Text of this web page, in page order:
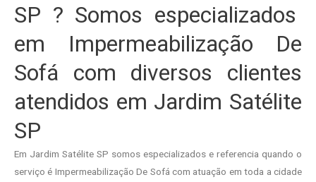
SP ? Somos especializados
em Impermeabilização De
Sofá com diversos clientes
atendidos em Jardim Satélite
SP
Em Jardim Satélite SP somos especializados e referencia quando o
serviço é Impermeabilização De Sofá com atuação em toda a cidade